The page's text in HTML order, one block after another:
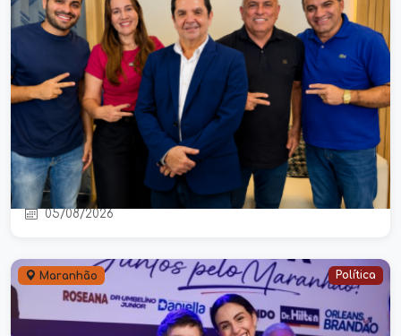
Em Aldeias Altas, a caneta é de
Kedson, mas o roteiro é de Josimar
Maranhãozinho
05/08/2026
Maranhão Política